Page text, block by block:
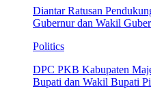
Diantar Ratusan
Gubernur dan Wakil
Politics
DPC PKB Kabupaten
Bupati dan Wakil Bupati